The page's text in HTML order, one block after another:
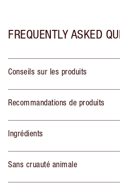
FREQUENTLY ASKED
Conseils sur les produits
Recommandations de produits
Ingrédients
Sans cruauté animale